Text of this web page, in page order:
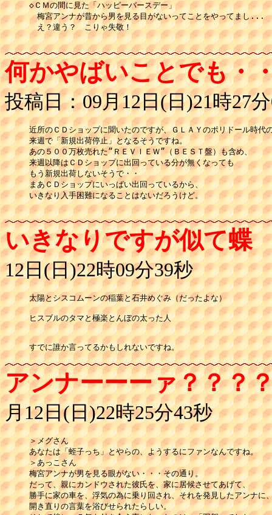
◇ＣＭの間に見た「ハッピーバースデー」
梅宮アンナが昔から男を見る目がないってことをやってまし...
え？違う？　こりゃ失敬！
何かやばいことでも・
投稿日：09月12日(日)21時27
近所のＣＤショップに聞いたのですが、ＧＬＡＹのポリドール時代
来週で「新規出荷停止」となるそうですね。
あの５００万枚売れた”ＲＥＶＩＥＷ”（ＢＥＳＴ盤）も含め、
来週以降はＣＤショップに出回っている分が無くなっても
もう新規出荷しないそうで・・
まあＣＤショップにいっぱい出回っているから、
いきなり入手困難になることはないだろうけど。
いきなりですが似て蝶
12日(日)22時09分39秒
太陽とシスコムーンの稲葉と石井めぐみ（だったよな）
ヒスブルのタマと極楽とんぼの太った人
すでに誰か言ってるかもしれないですね。
アンナーーーァ？？？
月12日(日)22時25分43秒
＞メグさん
あなたは「蛭子っち」とやらの、ようするにファンなんですね。
＞あっこさん
梅宮アンナが男を見る眼がない・・・その通り。
だって、親にカンドウされた彼氏を、家に居候させてあげて、
勝手に家の車を、浮気の為に乗り回され、それを発見したアンナに
開き直りの言葉を浴びせられたらしい。